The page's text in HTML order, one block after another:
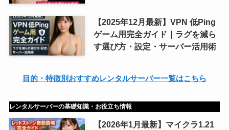
【2025年12月最新】VPN 低Ping
ゲーム用完全ガイド｜ラグを減ら
す選び方・設定・サーバー活用術
目的・特徴別おすすめレンタルサーバー一覧はこちら
レンタルサーバーの基礎知識・お役立ち情報
【2026年1月最新】マイクラ1.21